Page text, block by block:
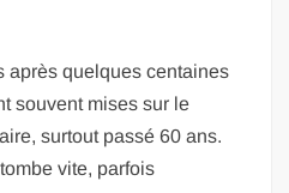
après quelques centaines
souvent mises sur le
surtout passé 60 ans.
vite, parfois